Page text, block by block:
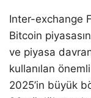
Inter-exchange
Bitcoin
ve piyasa
kullanılan
2025’in büyük